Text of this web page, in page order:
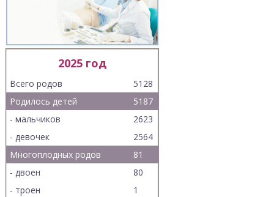
2025 год
Всего родов
5128
Родилось детей
5187
- мальчиков
2623
- девочек
2564
Многоплодных родов
81
- двоен
80
- троен
1